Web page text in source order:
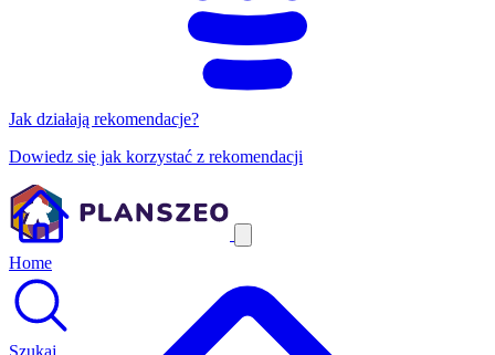
Jak działają rekomendacje?
Dowiedz się jak korzystać z rekomendacji
Home
Szukaj